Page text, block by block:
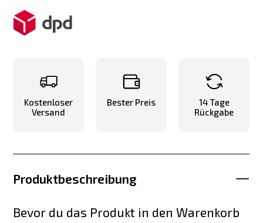
Kostenloser
Versand
Bester Preis
14 Tage
Rückgabe
Produktbeschreibung
Bevor du das Produkt in den Warenkorb